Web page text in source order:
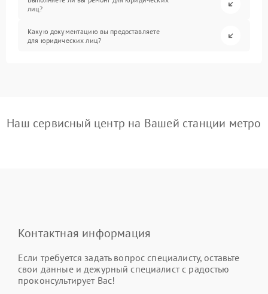
лиц?
Какую документацию вы предоставляете
для юридических лиц?
Наш сервисный центр на Вашей станции метро
Контактная информация
Если требуется задать вопрос специалисту, оставьте
свои данные и дежурный специалист с радостью
проконсультирует Вас!